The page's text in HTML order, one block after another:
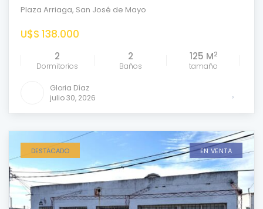
Plaza Arriaga, San José de Mayo
U$S 138.000
2
Dormitorios
2
Baños
125 M2
tamaño
Gloria Díaz
julio 30, 2026
DESTACADO EN VENTA